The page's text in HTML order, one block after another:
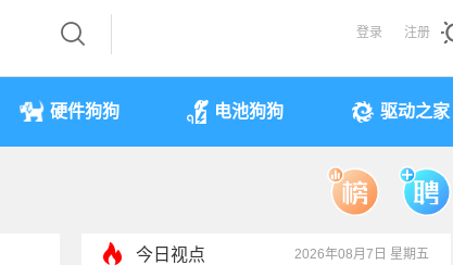
登录 注册
硬件狗狗 电池狗狗 驱动之家
今日视点 2026年08月7日 星期五